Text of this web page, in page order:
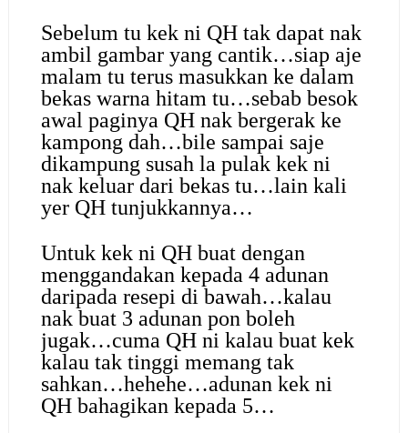
Sebelum tu kek ni QH tak dapat nak
ambil gambar yang cantik…siap aje
malam tu terus masukkan ke dalam
bekas warna hitam tu…sebab besok
awal paginya QH nak bergerak ke
kampong dah…bile sampai saje
dikampung susah la pulak kek ni
nak keluar dari bekas tu…lain kali
yer QH tunjukkannya…
Untuk kek ni QH buat dengan
menggandakan kepada 4 adunan
daripada resepi di bawah…kalau
nak buat 3 adunan pon boleh
jugak…cuma QH ni kalau buat kek
kalau tak tinggi memang tak
sahkan…hehehe…adunan kek ni
QH bahagikan kepada 5…